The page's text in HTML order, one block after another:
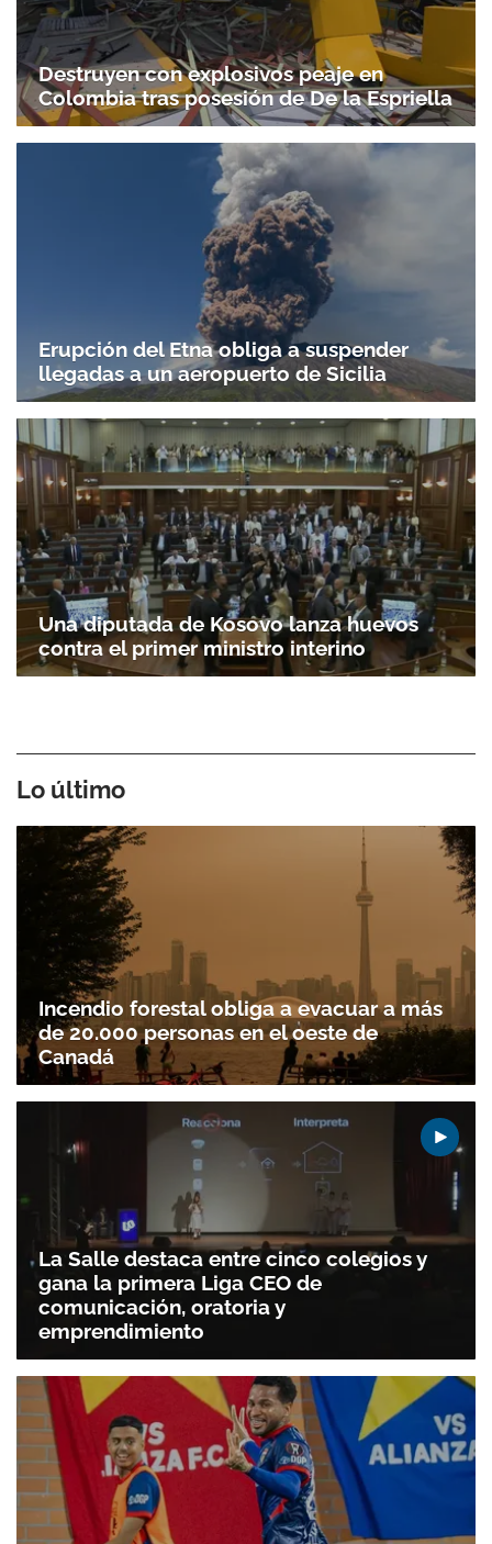
Destruyen con explosivos peaje en
Colombia tras posesión de De la Espriella
Erupción del Etna obliga a suspender
llegadas a un aeropuerto de Sicilia
Una diputada de Kosovo lanza huevos
contra el primer ministro interino
Lo último
Incendio forestal obliga a evacuar a más
de 20.000 personas en el oeste de
Canadá
La Salle destaca entre cinco colegios y
gana la primera Liga CEO de
comunicación, oratoria y
emprendimiento